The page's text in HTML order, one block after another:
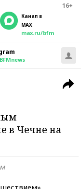
16+
Канал в
MAX
max.ru/bfm
в Чечне на